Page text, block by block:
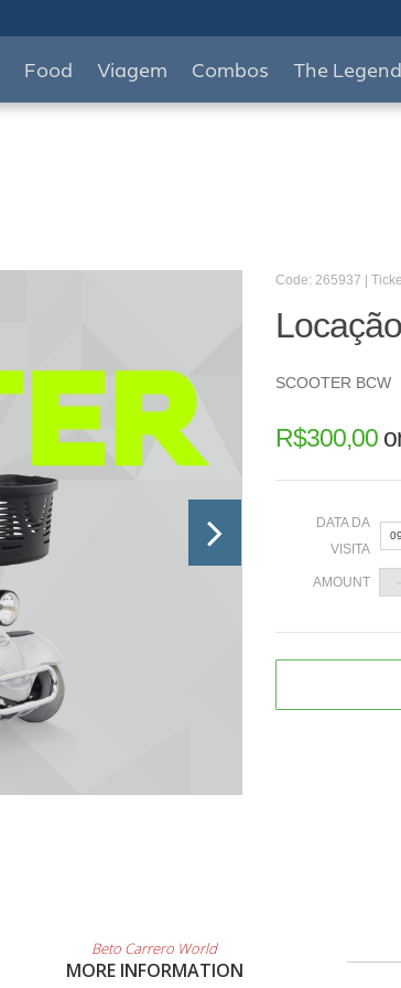
Food Viagem Combos The Legend
Code: 265937 |
SCOOTER BCW
R$300,00
DATA DA
VISITA
2
AMOUNT
Beto Carrero World
MORE INFORMATION